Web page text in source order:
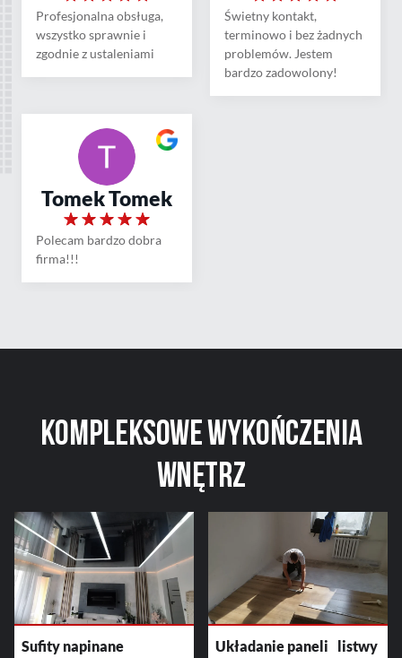
Profesjonalna obsługa,
wszystko sprawnie i
zgodnie z ustaleniami
Świetny kontakt,
terminowo i bez żadnych
problemów. Jestem
bardzo zadowolony!
Tomek Tomek
Polecam bardzo dobra
firma!!!
Kompleksowewykończenia
wnętrz
Sufity napinane
Układanie paneli listwy